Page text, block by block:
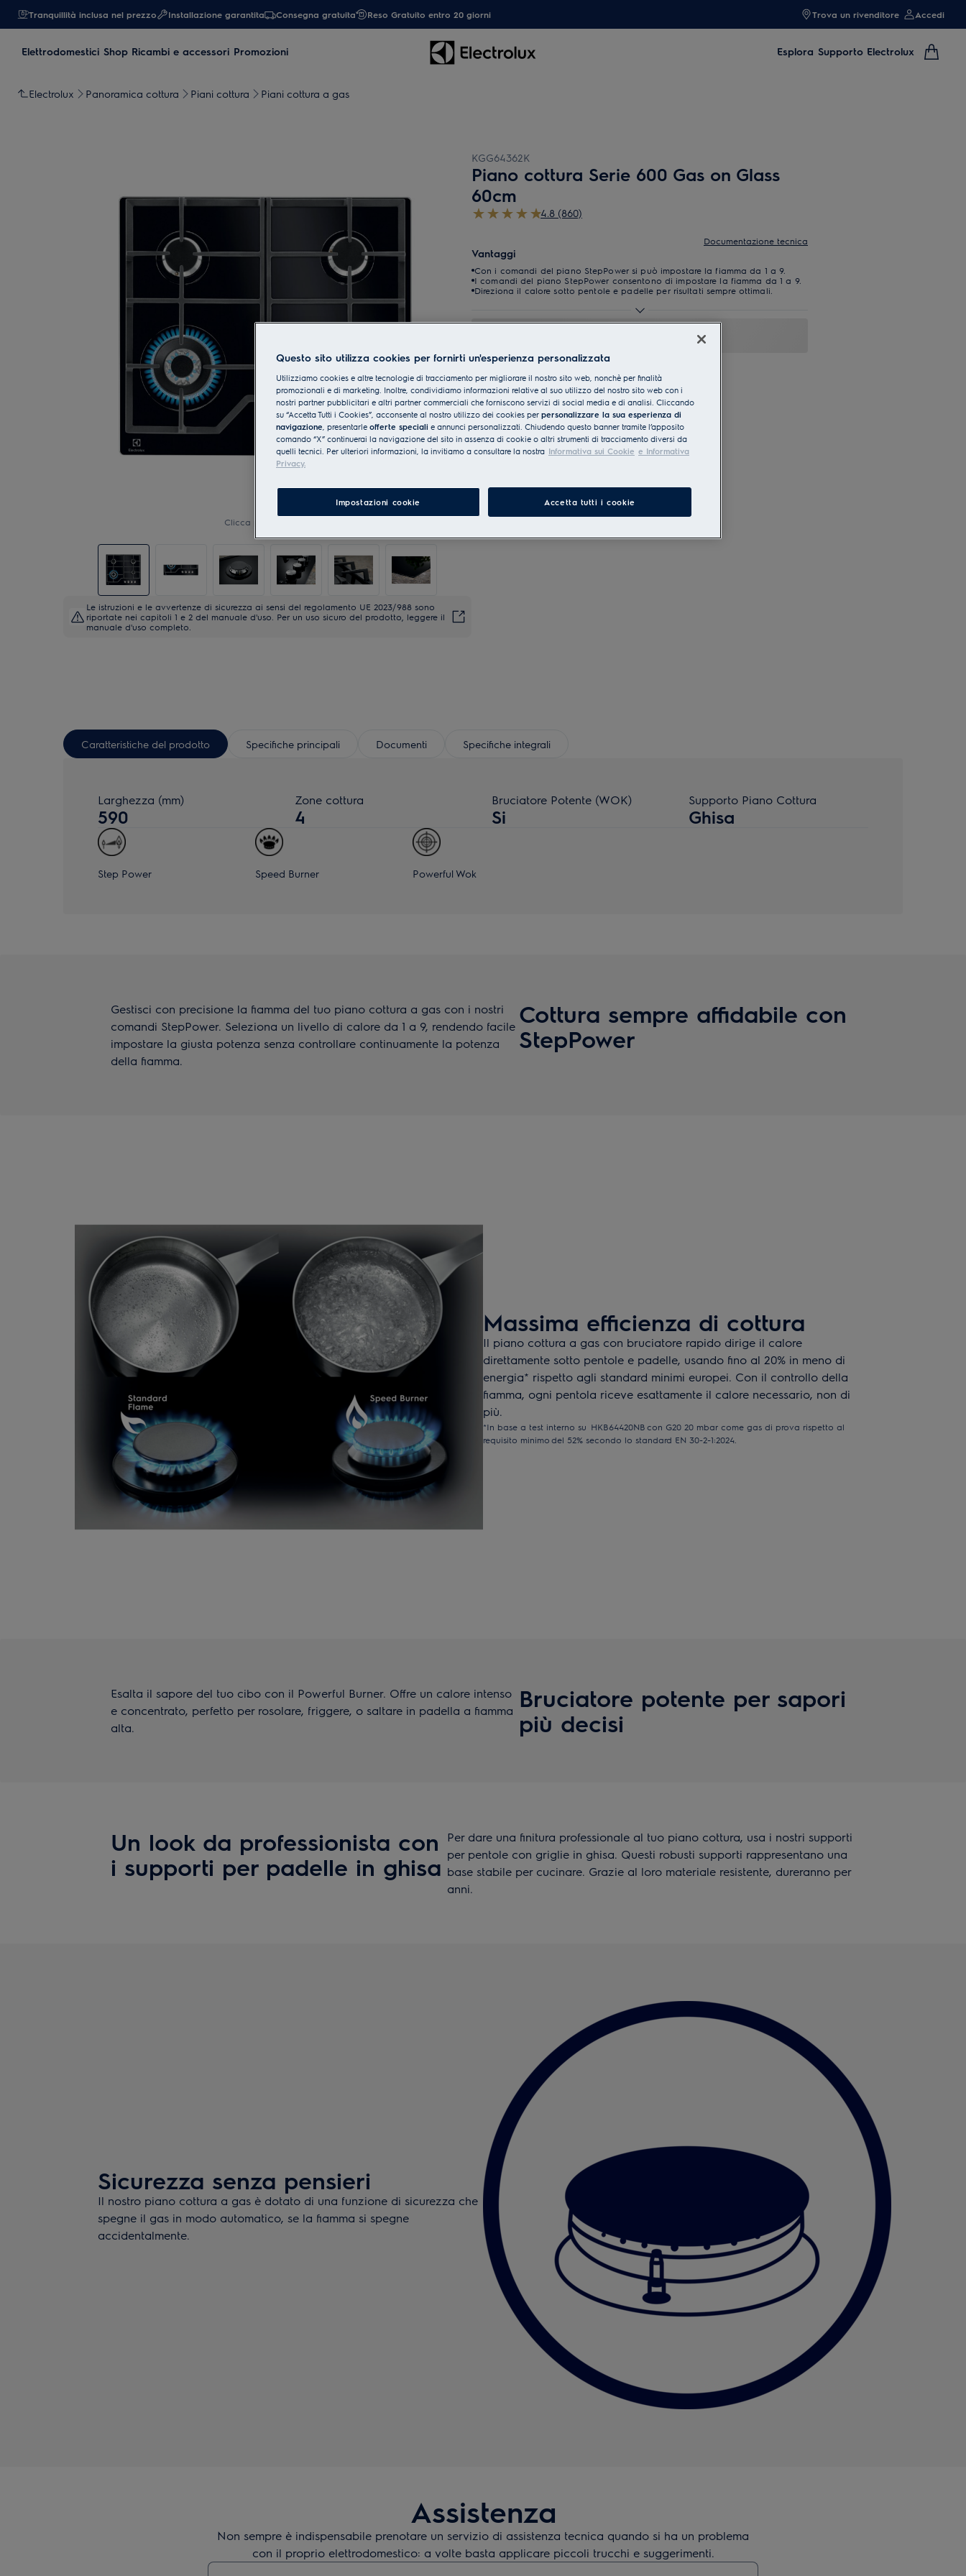
Tranquillità inclusa nel prezzo Installazione garantita Consegna gratuita Reso Gratuito entro 20 giorni Trova un rivenditore Accedi
Elettrodomestici Shop Ricambi e accessori Promozioni Esplora Supporto Electrolux
Electrolux Panoramica cottura Piani cottura Piani cottura a gas
Clicca per ingrandire
Le istruzioni e le avvertenze di sicurezza ai sensi del regolamento UE 2023/988 sono
riportate nei capitoli 1 e 2 del manuale d'uso. Per un uso sicuro del prodotto, leggere il
manuale d'uso completo.
KGG64362K
Piano cottura Serie 600 Gas on Glass
60cm
4.8 (860)
Documentazione tecnica
Vantaggi
Con i comandi del piano StepPower si può impostare la fiamma da 1 a 9.
I comandi del piano StepPower consentono di impostare la fiamma da 1 a 9.
Direziona il calore sotto pentole e padelle per risultati sempre ottimali.
Caratteristiche del prodotto Specifiche principali Documenti Specifiche integrali
Larghezza (mm)
590
Zone cottura
4
Bruciatore Potente (WOK)
Si
Supporto Piano Cottura
Ghisa
Step Power Speed Burner Powerful Wok
Cottura sempre affidabile con
StepPower
Gestisci con precisione la fiamma del tuo piano cottura a gas con i nostri
comandi StepPower. Seleziona un livello di calore da 1 a 9, rendendo facile
impostare la giusta potenza senza controllare continuamente la potenza
della fiamma.
Massima efficienza di cottura
Il piano cottura a gas con bruciatore rapido dirige il calore
direttamente sotto pentole e padelle, usando fino al 20% in meno di
energia* rispetto agli standard minimi europei. Con il controllo della
fiamma, ogni pentola riceve esattamente il calore necessario, non di
più.
*In base a test interno su HKB64420NB con G20 20 mbar come gas di prova rispetto al
requisito minimo del 52% secondo lo standard EN 30-2-1:2024.
Bruciatore potente per sapori
più decisi
Esalta il sapore del tuo cibo con il Powerful Burner. Offre un calore intenso
e concentrato, perfetto per rosolare, friggere, o saltare in padella a fiamma
alta.
Un look da professionista con
i supporti per padelle in ghisa
Per dare una finitura professionale al tuo piano cottura, usa i nostri supporti
per pentole con griglie in ghisa. Questi robusti supporti rappresentano una
base stabile per cucinare. Grazie al loro materiale resistente, dureranno per
anni.
Sicurezza senza pensieri
Il nostro piano cottura a gas è dotato di una funzione di sicurezza che
spegne il gas in modo automatico, se la fiamma si spegne
accidentalmente.
Assistenza
Non sempre è indispensabile prenotare un servizio di assistenza tecnica quando si ha un problema
con il proprio elettrodomestico: a volte basta applicare piccoli trucchi e suggerimenti.
Digita per cercare articoli di supporto
Questo sito utilizza cookies per fornirti un'esperienza personalizzata
Utilizziamo cookies e altre tecnologie di tracciamento per migliorare il nostro sito web, nonchè per finalità
promozionali e di marketing. Inoltre, condividiamo informazioni relative al suo utilizzo del nostro sito web con i
nostri partner pubblicitari e altri partner commerciali che forniscono servizi di social media e di analisi. Cliccando
su “Accetta Tutti i Cookies”, acconsente al nostro utilizzo dei cookies per personalizzare la sua esperienza di
navigazione, presentarle offerte speciali e annunci personalizzati. Chiudendo questo banner tramite l’apposito
comando “X” continuerai la navigazione del sito in assenza di cookie o altri strumenti di tracciamento diversi da
quelli tecnici. Per ulteriori informazioni, la invitiamo a consultare la nostra Informativa sui Cookie e Informativa
Privacy.
Impostazioni cookie Accetta tutti i cookie